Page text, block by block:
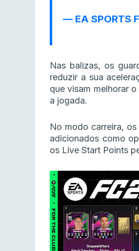
— EA SPORTS
Nas balizas, os
reduzir a sua
que visam melhorar
a jogada.
No modo carreira,
adicionados como
os Live Start Points